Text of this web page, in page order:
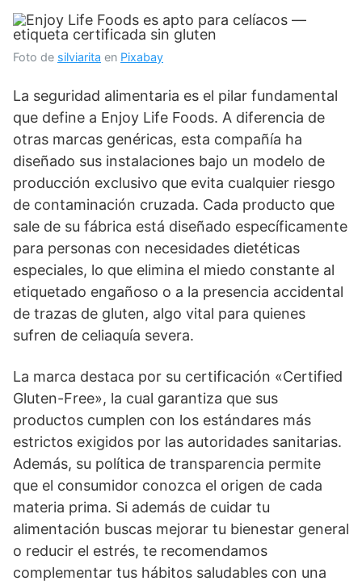
Foto de silviarita en Pixabay
La seguridad alimentaria es el pilar fundamental
que define a Enjoy Life Foods. A diferencia de
otras marcas genéricas, esta compañía ha
diseñado sus instalaciones bajo un modelo de
producción exclusivo que evita cualquier riesgo
de contaminación cruzada. Cada producto que
sale de su fábrica está diseñado específicamente
para personas con necesidades dietéticas
especiales, lo que elimina el miedo constante al
etiquetado engañoso o a la presencia accidental
de trazas de gluten, algo vital para quienes
sufren de celiaquía severa.
La marca destaca por su certificación «Certified
Gluten-Free», la cual garantiza que sus
productos cumplen con los estándares más
estrictos exigidos por las autoridades sanitarias.
Además, su política de transparencia permite
que el consumidor conozca el origen de cada
materia prima. Si además de cuidar tu
alimentación buscas mejorar tu bienestar general
o reducir el estrés, te recomendamos
complementar tus hábitos saludables con una